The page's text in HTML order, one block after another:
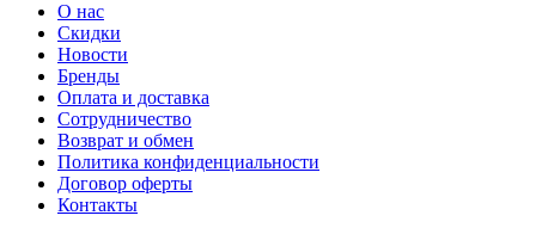
О нас
Скидки
Новости
Бренды
Оплата и доставка
Сотрудничество
Возврат и обмен
Политика конфиденциальности
Договор оферты
Контакты